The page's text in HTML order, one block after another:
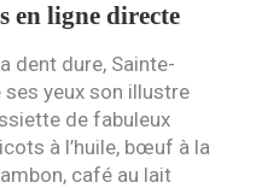
en ligne directe
dent dure, Sainte-
ses yeux son illustre
de fabuleux
à l’huile, bœuf à la
café au lait